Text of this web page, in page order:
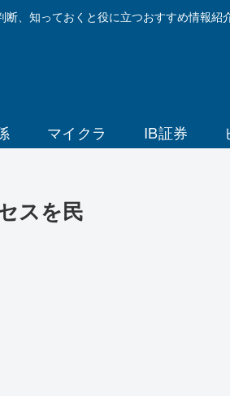
、知っておくと役に立つおすすめ情報紹
マイクラ IB証券
スを民